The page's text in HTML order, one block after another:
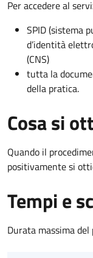
Per accedere al
SPID (sistema
d’identità
(CNS)
tutta la
della pratica.
Cosa si
Quando il
positivamente si
Tempi e
Durata massima